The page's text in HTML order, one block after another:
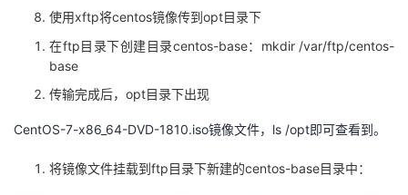
播
活
动
的
关
我
的
我
使用xftp将centos镜像传到opt目录下
在ftp目录下创建目录centos-base：mkdir /var/ftp/centos-
base
传输完成后， opt目录下出现
CentOS-7-x86_64-DVD-1810.iso镜像文件，ls /opt即可查看到。
将镜像文件挂载到 ftp目录下新建的centos-base目录中：